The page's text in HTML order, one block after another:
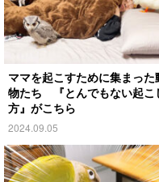
ママを起こすために集まった
物たち 『とんでもない起こ
方』がこちら
2024.09.05